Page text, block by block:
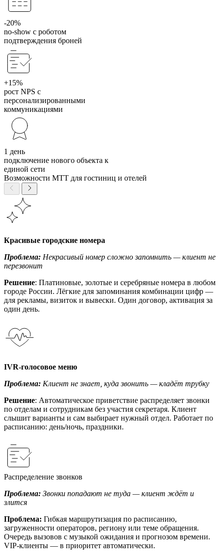
-20%
no-show с роботом
подтверждения броней
+15%
рост NPS с
персонализированными
коммуникациями
1 день
подключение нового объекта к
единой сети
Возможности МТТ для гостиниц и отелей
Красивые городские номера
Проблема: Некрасивый номер сложно запомнить — клиент не
перезвонит
Решение: Платиновые, золотые и серебряные номера в любом
городе России. Лёгкие для запоминания комбинации цифр —
для рекламы, визиток и вывески. Один договор, активация за
один день.
IVR-голосовое меню
Проблема: Клиент не знает, куда звонить — кладёт трубку
Решение: Автоматическое приветствие распределяет звонки
по отделам и сотрудникам без участия секретаря. Клиент
слышит варианты и сам выбирает нужный отдел. Работает по
расписанию: день/ночь, праздники.
Распределение звонков
Проблема: Звонки попадают не туда — клиент ждёт и
злится
Проблема: Гибкая маршрутизация по расписанию,
загруженности операторов, региону или теме обращения.
Очередь вызовов с музыкой ожидания и прогнозом времени.
VIP-клиенты — в приоритет автоматически.